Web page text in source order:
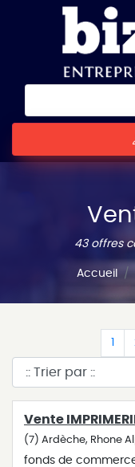
43 offres
Accueil
1
Vente
(7) Ardèche, Rhone
fonds de